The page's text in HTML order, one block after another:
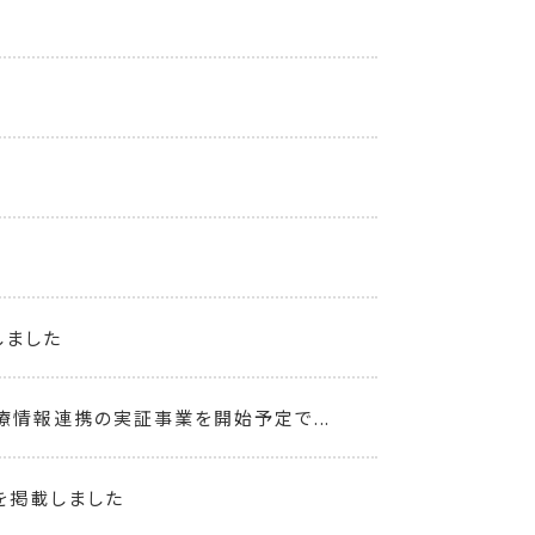
した
情報連携の実証事業を開始予定で...
掲載しました